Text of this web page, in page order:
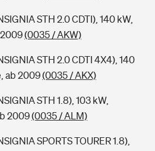
STH 2.0 CDTI), 140 kW,
(0035 / AKW)
STH 2.0 CDTI 4X4), 140
ab 2009(0035 / AKX)
STH 1.8), 103 kW,
2009(0035 / ALM)
SPORTS TOURER 1.8),